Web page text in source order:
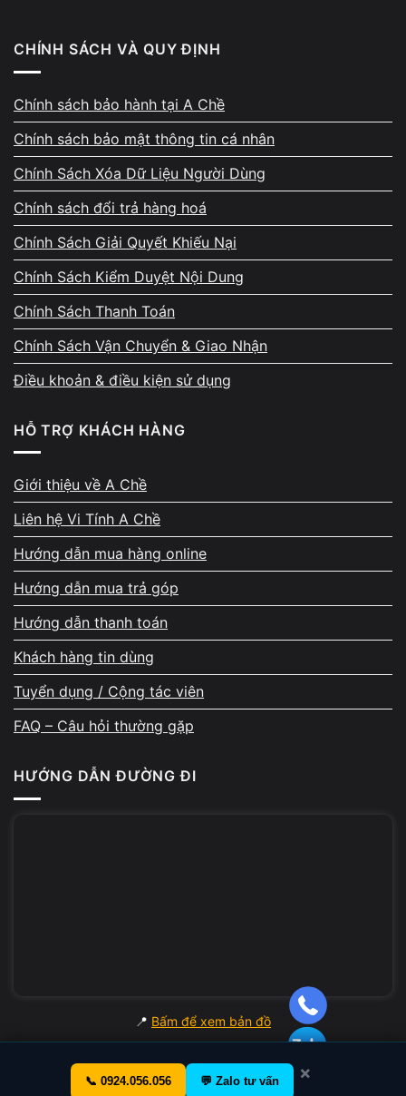
CHÍNH SÁCH VÀ QUY ĐỊNH
Chính sách bảo hành tại A Chề
Chính sách bảo mật thông tin cá nhân
Chính Sách Xóa Dữ Liệu Người Dùng
Chính sách đổi trả hàng hoá
Chính Sách Giải Quyết Khiếu Nại
Chính Sách Kiểm Duyệt Nội Dung
Chính Sách Thanh Toán
Chính Sách Vận Chuyển & Giao Nhận
Điều khoản & điều kiện sử dụng
HỖ TRỢ KHÁCH HÀNG
Giới thiệu về A Chề
Liên hệ Vi Tính A Chề
Hướng dẫn mua hàng online
Hướng dẫn mua trả góp
Hướng dẫn thanh toán
Khách hàng tin dùng
Tuyển dụng / Cộng tác viên
FAQ – Câu hỏi thường gặp
HƯỚNG DẪN ĐƯỜNG ĐI
📍 Bấm để xem bản đồ
📞 0924.056.056 💬 Zalo tư vấn ×